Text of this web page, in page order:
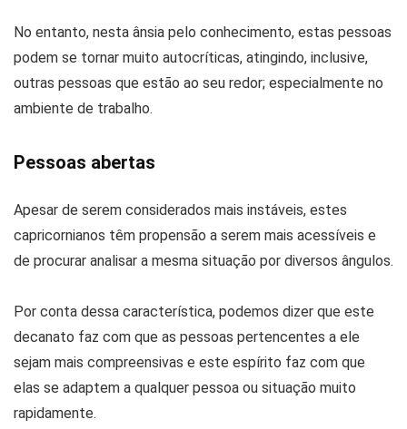
No entanto, nesta ânsia pelo conhecimento, estas pessoas
podem se tornar muito autocríticas, atingindo, inclusive,
outras pessoas que estão ao seu redor; especialmente no
ambiente de trabalho.
Pessoas abertas
Apesar de serem considerados mais instáveis, estes
capricornianos têm propensão a serem mais acessíveis e
de procurar analisar a mesma situação por diversos ângulos.
Por conta dessa característica, podemos dizer que este
decanato faz com que as pessoas pertencentes a ele
sejam mais compreensivas e este espírito faz com que
elas se adaptem a qualquer pessoa ou situação muito
rapidamente.